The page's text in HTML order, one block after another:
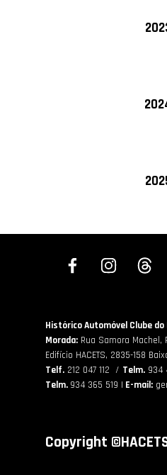
Copyright
Histórico Automóvel Clube do
Morada: Rua Samora Machel,
Edifício HACETS, 2835-158
Telf. 212 047 112 / Telm. 934
Telm. 934 365 519 | E-mail: